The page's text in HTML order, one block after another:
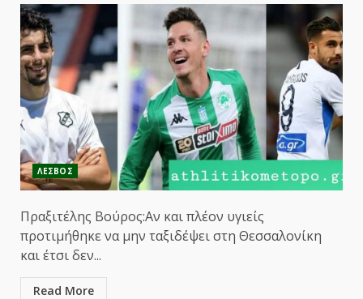
ΛΕΣΒΟΣ
Πραξιτέλης Βούρος:Αν και πλέον υγιείς
προτιμήθηκε να μην ταξιδέψει στη Θεσσαλονίκη
και έτσι δεν...
Read More